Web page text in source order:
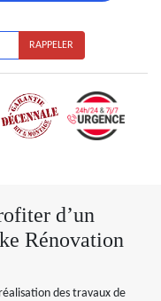
d’un
Rénovation
des travaux de